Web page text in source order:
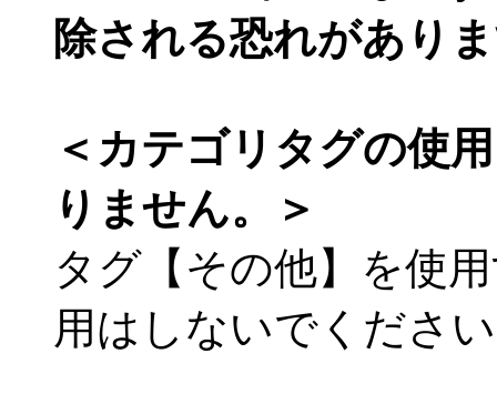
除される恐れがあり
＜カテゴリタグの使
りません。＞
タグ【その他】を使
用はしないでくださ